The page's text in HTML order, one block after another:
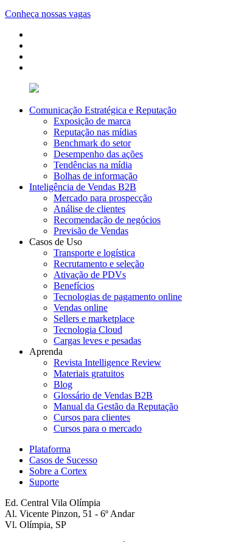
Conheça nossas vagas
Comunicação Estratégica e Reputação
Exposição de marca
Reputação nas mídias
Benchmark do setor
Desempenho das ações
Tendências na mídia
Bolhas de informação
Inteligência de Vendas B2B
Mercado para prospecção
Análise de clientes
Recomendação de negócios
Previsão de Vendas
Casos de Uso
Transporte e logística
Recrutamento e seleção
Ativação de PDVs
Benefícios
Tecnologias de pagamento online
Vendas online
Sellers e marketplace
Tecnologia Cloud
Cargas leves e pesadas
Aprenda
Revista Intelligence Review
Materiais gratuitos
Blog
Glossário de Vendas B2B
Manual da Gestão da Reputação
Cursos para clientes
Cursos para o mercado
Plataforma
Casos de Sucesso
Sobre a Cortex
Suporte
Ed. Central Vila Olímpia
Al. Vicente Pinzon, 51 - 6º Andar
Vl. Olímpia, SP